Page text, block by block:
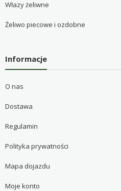
Włazy żeliwne
Żeliwo piecowe i ozdobne
Informacje
O nas
Dostawa
Regulamin
Polityka prywatności
Mapa dojazdu
Moje konto